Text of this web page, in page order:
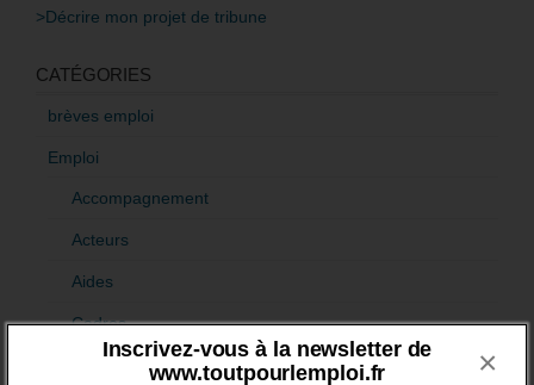
Inscrivez-vous à la newsletter de
www.toutpourlemploi.fr
×
>Décrire mon projet de tribune
CATÉGORIES
brèves emploi
Emploi
Accompagnement
Acteurs
Aides
Cadres